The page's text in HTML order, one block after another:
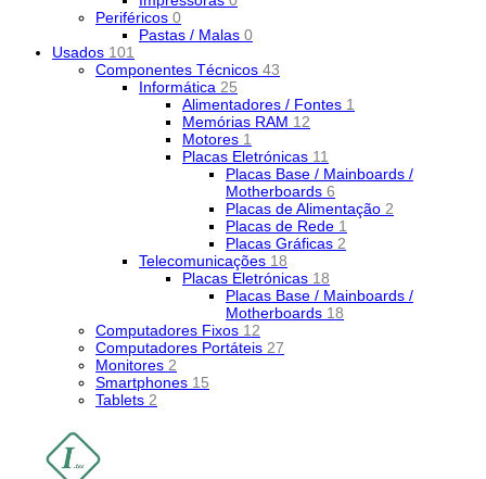
Periféricos 0
Pastas / Malas 0
Usados 101
Componentes Técnicos 43
Informática 25
Alimentadores / Fontes 1
Memórias RAM 12
Motores 1
Placas Eletrónicas 11
Placas Base / Mainboards /
Motherboards 6
Placas de Alimentação 2
Placas de Rede 1
Placas Gráficas 2
Telecomunicações 18
Placas Eletrónicas 18
Placas Base / Mainboards /
Motherboards 18
Computadores Fixos 12
Computadores Portáteis 27
Monitores 2
Smartphones 15
Tablets 2